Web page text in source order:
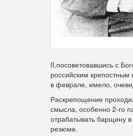
II,посоветовавшись с
российским
в феврале, имело,
Раскрепощение
смысла, особенно 2-го
отрабатывать барщину
резюме.